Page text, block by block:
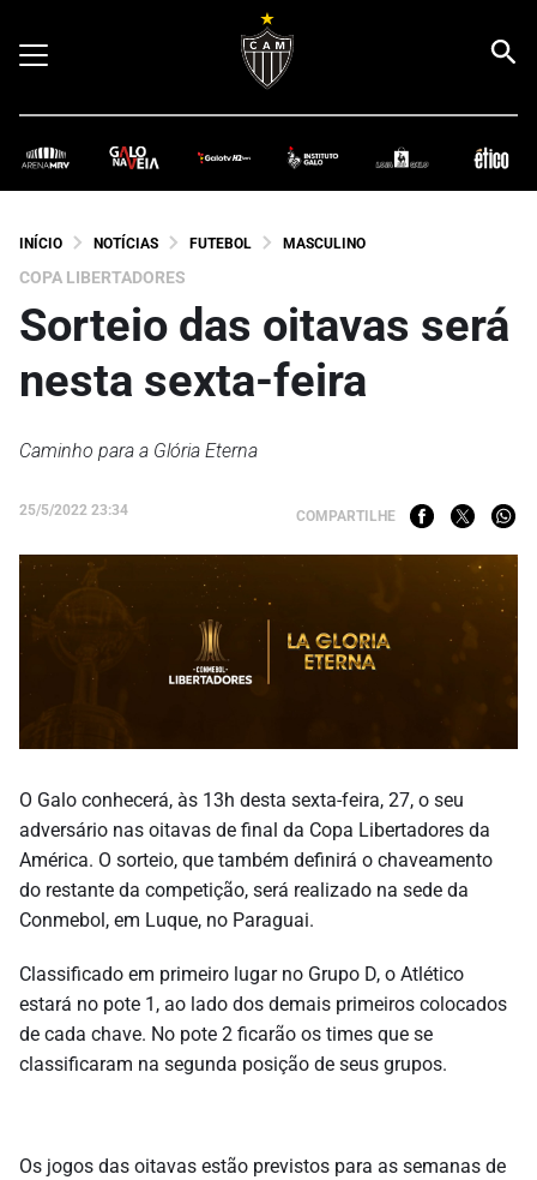
INÍCIO NOTÍCIAS FUTEBOL MASCULINO
COPA LIBERTADORES
Sorteio das oitavas será
nesta sexta-feira
Caminho para a Glória Eterna
25/5/2022 23:34 COMPARTILHE
O Galo conhecerá, às 13h desta sexta-feira, 27, o seu
adversário nas oitavas de final da Copa Libertadores da
América. O sorteio, que também definirá o chaveamento
do restante da competição, será realizado na sede da
Conmebol, em Luque, no Paraguai.
Classificado em primeiro lugar no Grupo D, o Atlético
estará no pote 1, ao lado dos demais primeiros colocados
de cada chave. No pote 2 ficarão os times que se
classificaram na segunda posição de seus grupos.
Os jogos das oitavas estão previstos para as semanas de